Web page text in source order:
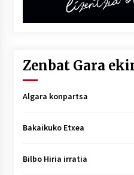
Zenbat Gara
Algara konpartsa
Bakaikuko Etxea
Bilbo Hiria irratia